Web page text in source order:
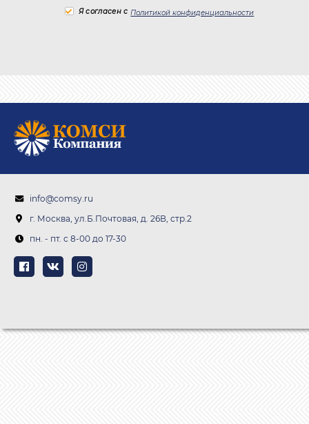
Я согласен с Политикой конфиденциальности
info@comsy.ru
г. Москва, ул.Б.Почтовая, д. 26В, стр.2
пн. - пт. c 8-00 до 17-30